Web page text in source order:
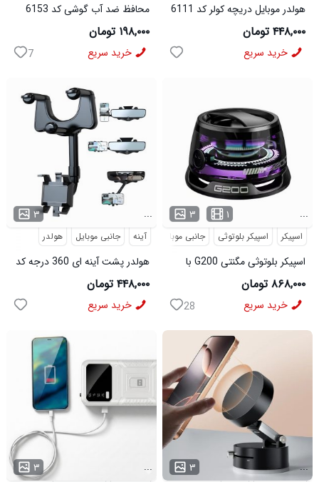
محافظ ضد آب گوشی کد 6153
۱۹۸,۰۰۰ تومان
خرید سریع 7
هولدر موبایل دریچه کولر کد 6111
۴۴۸,۰۰۰ تومان
خرید سریع
۳ ...
آینه جانبی موبایل هولدر
هولدر پشت آینه ای 360 درجه کد
6061
۴۴۸,۰۰۰ تومان
خرید سریع
۳ ۱ ...
اسپیکر اسپیکر بلوتوثی جانبی موبایل دیجیتال
اسپیکر بلوتوثی مگنتی G200 با
پایه نگهدارنده گوشی
۸۶۸,۰۰۰ تومان
خرید سریع 28
۳ ... ۳ ...